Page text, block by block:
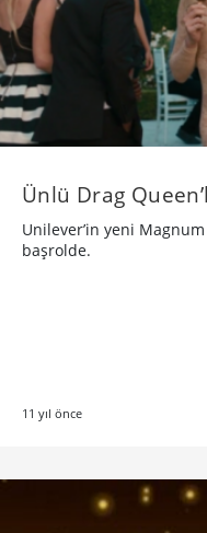
Ünlü Drag
Unilever’in yeni
başrolde.
11 yıl önce